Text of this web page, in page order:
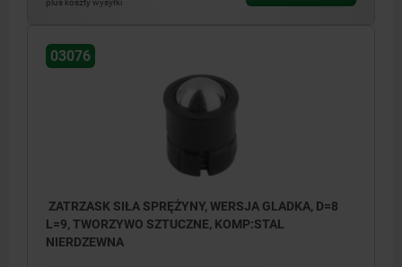
plus koszty wysyłki
03076
ZATRZASK SIŁA SPRĘŻYNY, WERSJA GLADKA, D=8
L=9, TWORZYWO SZTUCZNE, KOMP:STAL
NIERDZEWNA